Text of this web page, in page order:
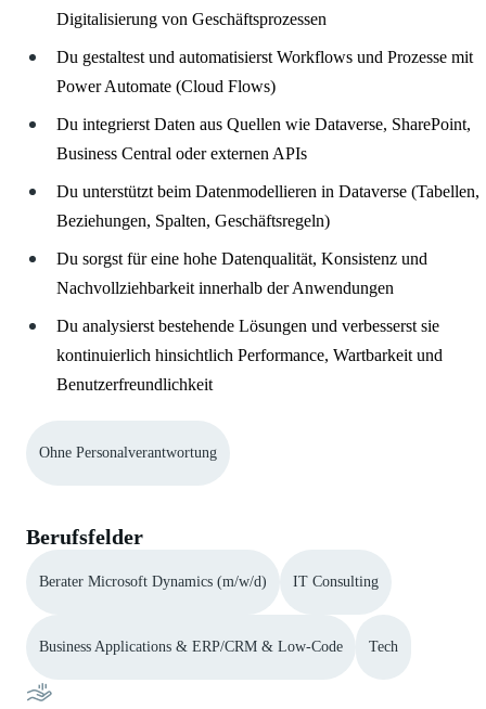
Digitalisierung von Geschäftsprozessen
Du gestaltest und automatisierst Workflows und Prozesse mit
Power Automate (Cloud Flows)
Du integrierst Daten aus Quellen wie Dataverse, SharePoint,
Business Central oder externen APIs
Du unterstützt beim Datenmodellieren in Dataverse (Tabellen,
Beziehungen, Spalten, Geschäftsregeln)
Du sorgst für eine hohe Datenqualität, Konsistenz und
Nachvollziehbarkeit innerhalb der Anwendungen
Du analysierst bestehende Lösungen und verbesserst sie
kontinuierlich hinsichtlich Performance, Wartbarkeit und
Benutzerfreundlichkeit
Ohne Personalverantwortung
Berufsfelder
Berater Microsoft Dynamics (m/w/d) IT Consulting
Business Applications & ERP/CRM & Low-Code Tech